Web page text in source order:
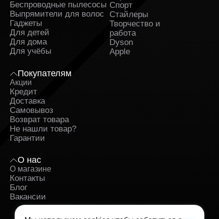
Беспроводные пылесосы
Выпрямители для волос
Гаджеты
Для детей
Для дома
Для учёбы
Спорт
Стайлеры
Творчество и
работа
Dyson
Apple
Покупателям
Акции
Кредит
Доставка
Самовывоз
Возврат товара
Не нашли товар?
Гарантии
О нас
О магазине
Контакты
Блог
Вакансии